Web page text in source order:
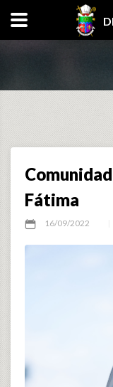
Fátima
16/09/2022